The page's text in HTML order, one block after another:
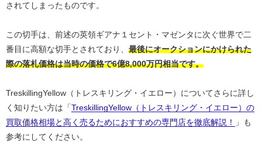
されてしまったものです。
この切手は、前述の英領ギアナ１セント・マゼンタに次ぐ世界で二
番目に高額な切手とされており、 最後にオークションにかけられた
際の落札価格は当時の価格で6億8,000万円相当です。
TreskillingYellow（トレスキリング・イエロー）についてさらに詳し
く知りたい方は「TreskillingYellow（トレスキリング・イエロー）の
買取価格相場と高く売るためにおすすめの専門店を徹底解説！
」も
参考にしてください。